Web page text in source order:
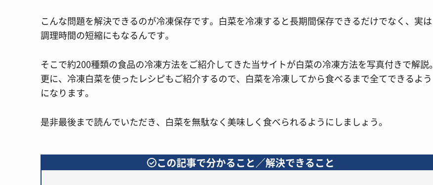
こんな問題を解決できるのが冷凍保存です。白菜を冷凍すると長期間保存できるだけでなく、実は
調理時間の短縮にもなるんです。
そこで約200種類の食品の冷凍方法をご紹介してきた当サイトが白菜の冷凍方法を写真付きで解説。
更に、冷凍白菜を使ったレシピもご紹介するので、白菜を冷凍してから食べるまで全てできるよう
になります。
是非最後まで読んでいただき、白菜を無駄なく美味しく食べられるようにしましょう。
この記事で分かること／解決できること